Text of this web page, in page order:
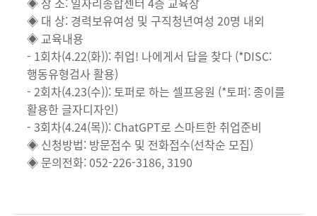
◈ 대 상: 경력보유여성 및 구직청년여성 20명 내외
◈ 교육내용
- 1회차(4.22(화)): 취업! 나에게서 답을 찾다 (*DISC:
행동유형검사 활용)
- 2회차(4.23(수)): 토퍼로 하는 셀프응원 (*토퍼: 종이를
활용한 글자디자인)
- 3회차(4.24(목)): ChatGPT로 스마트한 취업준비
◈ 신청방법: 방문접수 및 전화접수(선착순 모집)
◈ 문의전화: 052-226-3186, 3190